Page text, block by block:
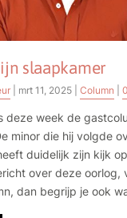
slaapkamer
mrt 11, 2025 |Column |
deze week de
minor die hij volgde
duidelijk zijn kijk
over deze oorlog,
dan begrijp je ook
&